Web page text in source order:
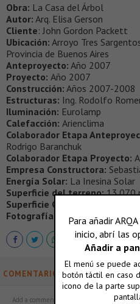
Obra: La Casa del Árbol
Autor: Arq. Elisa Gerson
Cliente: John Gordon Packett
Ubicación: Arroyo Tres
Provincia de Buenos Aires
Anteproyecto: Año 2007
Proyecto: Año 2007
Construcción: Años 2007-2008
Estructuras: Ing. Rodolfo
Iluminación: Eurolamp
Calefacción: Arienclima
Colaborador Etapa
Rodrigo Baranchuk
Colaborador Etapa Proyecto:
Empresa Constructora:
Energía Solar: La Inesina Solar
Superficie del terreno:13.070
Superficie Cubierta Construida:
Fotografías:
Arq. Elisa Gerson
COMENTARIOS